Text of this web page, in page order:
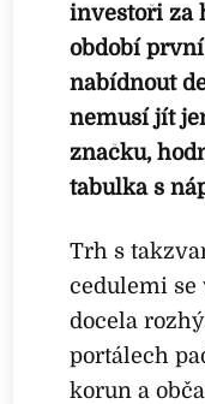
investoři za
období
nabídnout
nemusí jít
značku,
tabulka s
Trh s
cedulemi se
docela
portálech
korun a